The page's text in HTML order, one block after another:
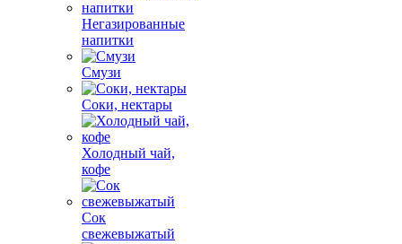
Негазированные
напитки
Смузи
Соки, нектары
Холодный чай,
кофе
Сок
свежевыжатый